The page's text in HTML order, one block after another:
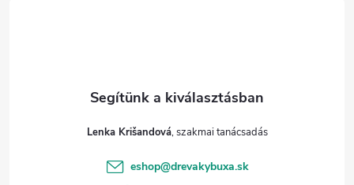
Lenka Krišandová
eshop@drevakybuxa.sk